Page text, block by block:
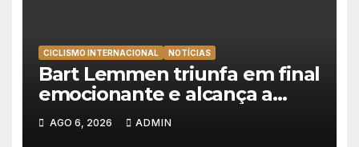
CICLISMO INTERNACIONAL NOTÍCIAS
Bart Lemmen triunfa em final
emocionante e alcança a
primeira vitória da carreira na
Volta à Polónia
AGO 6, 2026 ADMIN